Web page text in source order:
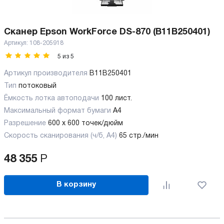
Сканер Epson WorkForce DS-870 (B11B250401)
Артикул: 108-205918
5 из 5
Артикул производителя B11B250401
Тип потоковый
Ёмкость лотка автоподачи 100 лист.
Максимальный формат бумаги А4
Разрешение 600 x 600 точек/дюйм
Скорость сканирования (ч/б, А4) 65 стр./мин
48 355 Р
В корзину